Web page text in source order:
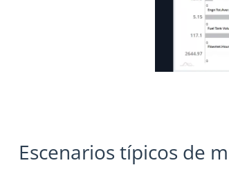
Escenarios típicos de